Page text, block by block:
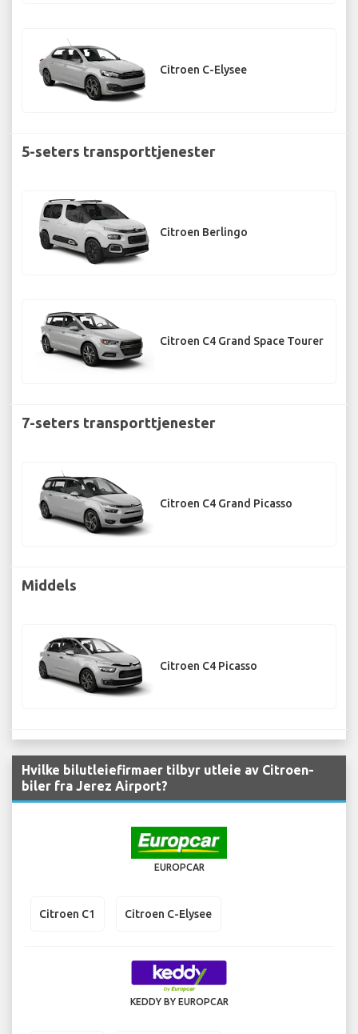
Citroen C-Elysee
5-seters transporttjenester
Citroen Berlingo
Citroen C4 Grand Space Tourer
7-seters transporttjenester
Citroen C4 Grand Picasso
Middels
Citroen C4 Picasso
Hvilke bilutleiefirmaer tilbyr utleie av Citroen-
biler fra Jerez Airport?
EUROPCAR
Citroen C1 Citroen C-Elysee
KEDDY BY EUROPCAR